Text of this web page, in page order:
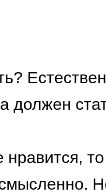
должен